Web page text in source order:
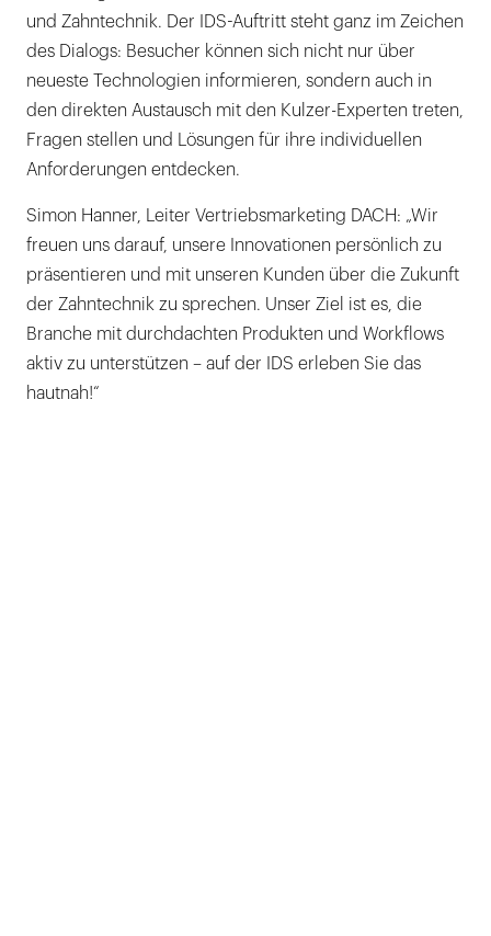
und Zahntechnik. Der IDS-Auftritt steht ganz im Zeichen
des Dialogs: Besucher können sich nicht nur über
neueste Technologien informieren, sondern auch in
den direkten Austausch mit den Kulzer-Experten treten,
Fragen stellen und Lösungen für ihre individuellen
Anforderungen entdecken.
Simon Hanner, Leiter Vertriebsmarketing DACH: „Wir
freuen uns darauf, unsere Innovationen persönlich zu
präsentieren und mit unseren Kunden über die Zukunft
der Zahntechnik zu sprechen. Unser Ziel ist es, die
Branche mit durchdachten Produkten und Workflows
aktiv zu unterstützen – auf der IDS erleben Sie das
hautnah!“